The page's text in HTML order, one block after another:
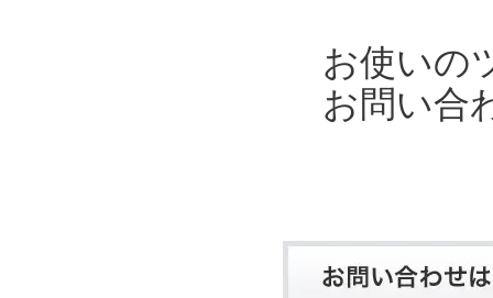
お使いの
お問い合